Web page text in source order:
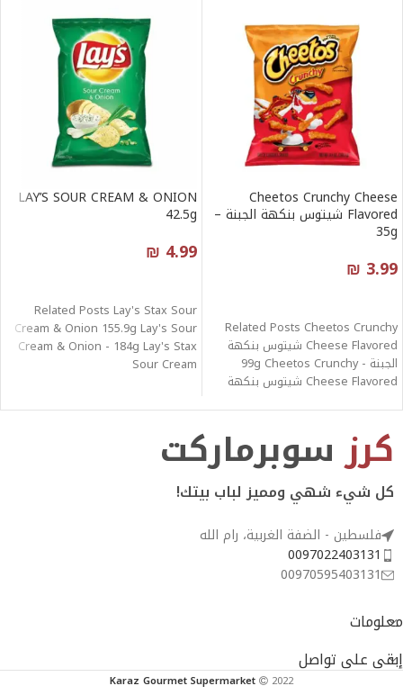
Cheetos Crunchy Cheese
Flavored شيتوس بنكهة الجبنة –
35g
₪ 3.99
Related Posts Cheetos Crunchy
Cheese Flavored شيتوس بنكهة
الجبنة - 99g Cheetos Crunchy
Cheese Flavored شيتوس بنكهة
LAY’S SOUR CREAM & ONION
42.5g
₪ 4.99
Related Posts Lay's Stax Sour
Cream & Onion 155.9g Lay's Sour
Cream & Onion - 184g Lay's Stax
Sour Cream
كرز سوبرماركت
كل شيء شهي ومميز لباب بيتك!
فلسطين - الضفة الغربية، رام الله
0097022403131
00970595403131
معلومات
إبقى على تواصل
Karaz Gourmet Supermarket 2022